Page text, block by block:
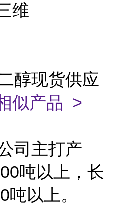
维
醇现货供应
似产品 >
司主打产
吨以上，长
以上。